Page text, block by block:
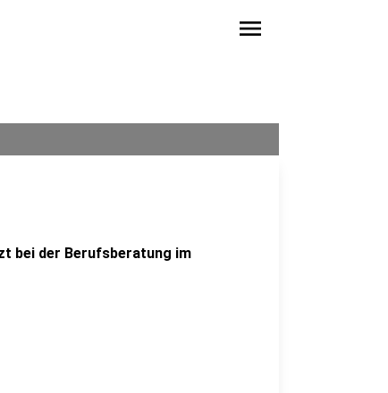
menu
bei der Berufsberatung im